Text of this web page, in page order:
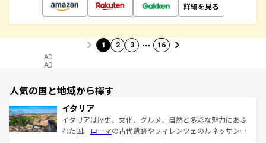
詳細を見る
1 2 3 … 16
AD
AD
人気の国と地域から探す
イタリア
イタリアは歴史、文化、グルメ、自然と多彩な魅力にあふ
れた国。 ローマの古代遺跡やフィレンツェのルネッサンス